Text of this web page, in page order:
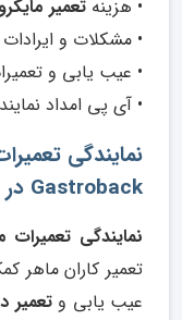
• هزینه تعمیر
• مشکلات و
• عیب یابی و
• آی پی امداد
نمایندگی
Gastroback
نمایندگی تعمیرات
تعمیر کاران ماهر
عیب یابی وتعمیر